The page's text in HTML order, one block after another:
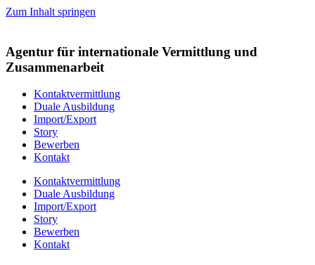
Zum Inhalt springen
Agentur für internationale Vermittlung und
Zusammenarbeit
Kontaktvermittlung
Duale Ausbildung
Import/Export
Story
Bewerben
Kontakt
Kontaktvermittlung
Duale Ausbildung
Import/Export
Story
Bewerben
Kontakt